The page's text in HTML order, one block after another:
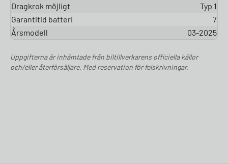
Dragkrok möjligt
Typ 1
Garantitid batteri
7
Årsmodell
03-2025
Uppgifterna är inhämtade från biltillverkarens officiella källor
och/eller återförsäljare. Med reservation för felskrivningar.